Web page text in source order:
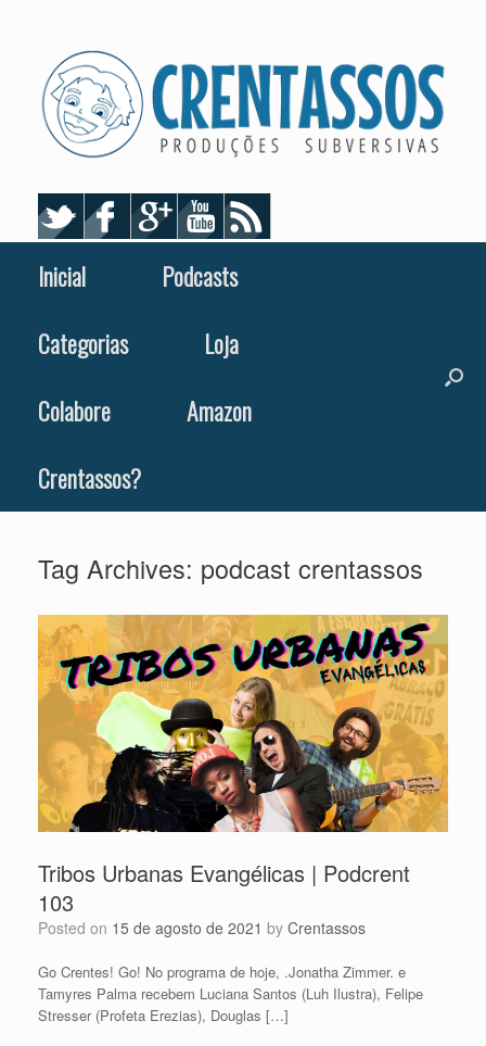
Inicial
Podcasts
Categorias
Loja
Colabore
Amazon
Crentassos?
Tag Archives: podcast crentassos
Tribos Urbanas Evangélicas | Podcrent
103
Posted on 15 de agosto de 2021 by Crentassos
Go Crentes! Go! No programa de hoje, .Jonatha Zimmer. e
Tamyres Palma recebem Luciana Santos (Luh Ilustra), Felipe
Stresser (Profeta Erezias), Douglas […]